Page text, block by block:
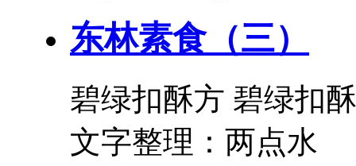
东林素食（三）
碧绿扣酥方 碧
文字整理：两点